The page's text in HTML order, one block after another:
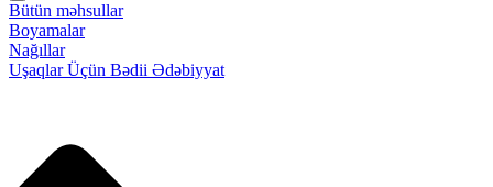
Bütün məhsullar
Boyamalar
Nağıllar
Uşaqlar Üçün Bədii Ədəbiyyat